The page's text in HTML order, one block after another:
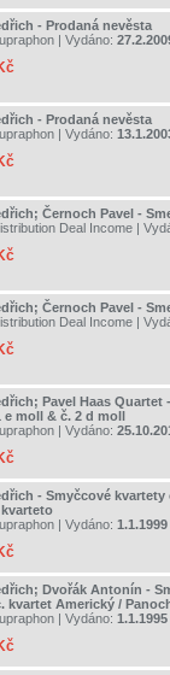
- Prodaná nevěsta
| Vydáno:
- Prodaná nevěsta
| Vydáno:
Černoch Pavel -
Deal Income |
Černoch Pavel -
Deal Income |
Pavel Haas Quartet
e moll & č. 2 d moll
| Vydáno:
- Smyčcové kvartety
| Vydáno: 1.1.1999
Dvořák Antonín -
kvartet Americký /
| Vydáno: 1.1.1995